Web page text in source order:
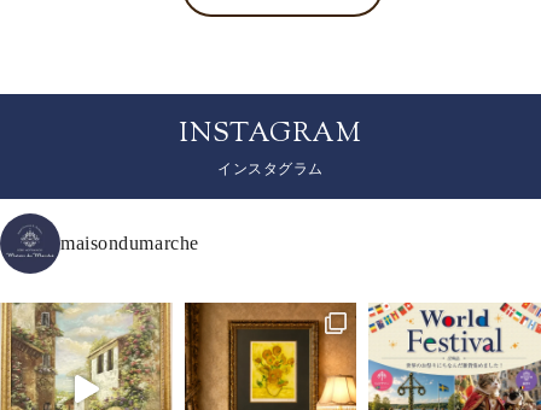
INSTAGRAM
インスタグラム
maisondumarche